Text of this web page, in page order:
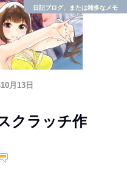
日記ブログ、または雑多なメモ
月13日
クラッチ作